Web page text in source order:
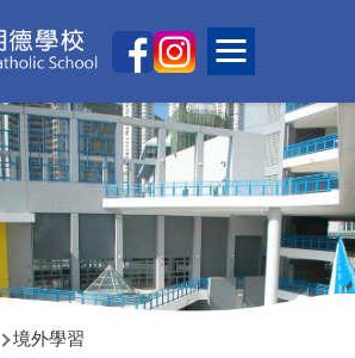
Toggle
Main
境外學習